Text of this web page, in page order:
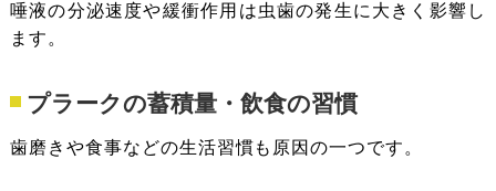
唾液の分泌速度や緩衝作用は虫歯の発生に大きく影響し
ます。
プラークの蓄積量・飲食の習慣
歯磨きや食事などの生活習慣も原因の一つです。